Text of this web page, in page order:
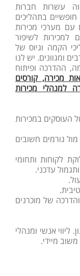
עשרות חברות
בתהליכים
עם מערכי מכירות
למכירות לשיפור
הקמה וגיוס של
ומגוונים. יש לנו
ההדרכה ופיתוח
מכירה, קורסים
למנהלי מכירות
העוסקים במכירות
גורמים חשובים
לקוחות ותחומי
עדכני.
של מוכרנים
ליווי אנשי ומנהלי
מיידי.